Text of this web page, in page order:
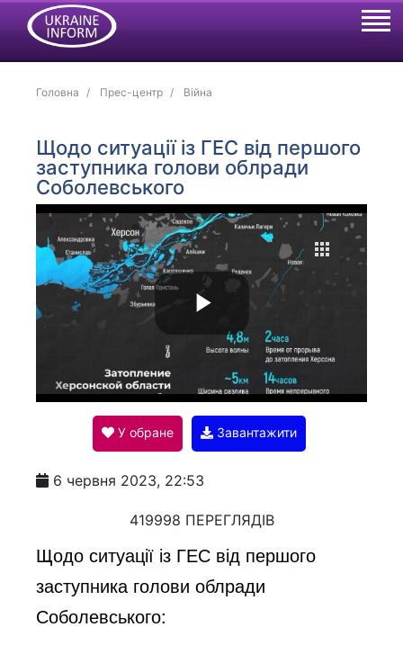
Головна Прес-центр Війна
Щодо ситуації із ГЕС від першого
заступника голови облради
Соболевського
P
l
a
y
V
У обране Завантажити
6 червня 2023, 22:53
419998 ПЕРЕГЛЯДІВ
Щодо ситуації із ГЕС від першого
заступника голови облради
Соболевського: